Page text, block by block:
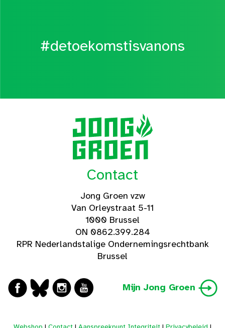
#detoekomstisvanons
Contact
Jong Groen vzw
Van Orleystraat 5-11
1000 Brussel
ON 0862.399.284
RPR Nederlandstalige Ondernemingsrechtbank
Brussel
Mijn Jong Groen